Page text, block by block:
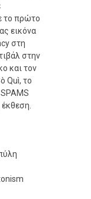
το πρώτο
εικόνα
στη
στην
και τον
Quì, το